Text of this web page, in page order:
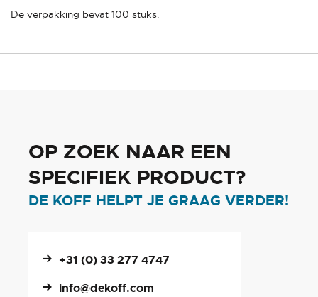
De verpakking bevat 100 stuks.
OP ZOEK NAAR EEN
SPECIFIEK PRODUCT?
DE KOFF HELPT JE GRAAG VERDER!
+31 (0) 33 277 4747
info@dekoff.com